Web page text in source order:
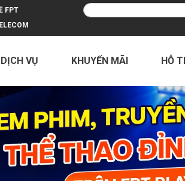
FPT
VỤ KHUYẾN MÃI HỖ